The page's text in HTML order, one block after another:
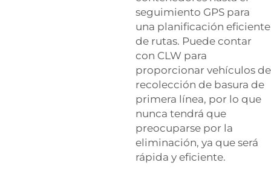
seguimiento GPS para
una planificación eficiente
de rutas. Puede contar
con CLW para
proporcionar vehículos de
recolección de basura de
primera línea, por lo que
nunca tendrá que
preocuparse por la
eliminación, ya que será
rápida y eficiente.